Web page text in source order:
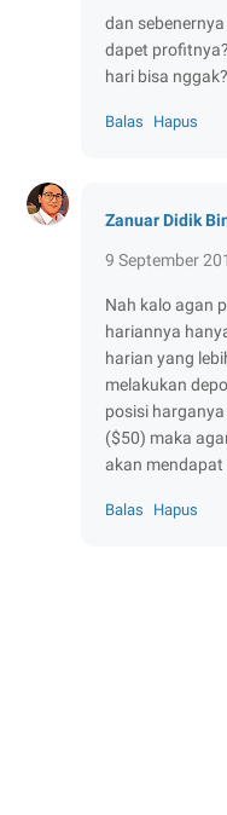
dan
dapet
hari bisa nggak?
Balas Hapus
Zanuar Didik
9 September
Nah kalo agan
hariannya
harian yang
melakukan
posisi
($50) maka
akan mendapat
Balas Hapus